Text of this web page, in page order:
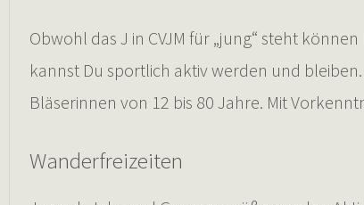
Obwohl das J in CVJM für „jung“ steht
kannst Du sportlich aktiv werden und
Bläserinnen von 12 bis 80 Jahre. Mit
Wanderfreizeiten